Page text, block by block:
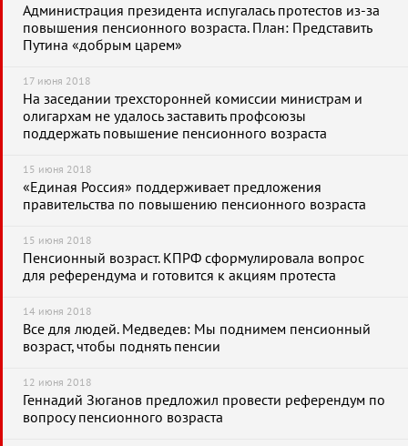
Администрация президента испугалась протестов из-за
повышения пенсионного возраста. План: Представить
Путина «добрым царем»
17 июня 2018
На заседании трехсторонней комиссии министрам и
олигархам не удалось заставить профсоюзы
поддержать повышение пенсионного возраста
15 июня 2018
«Единая Россия» поддерживает предложения
правительства по повышению пенсионного возраста
15 июня 2018
Пенсионный возраст. КПРФ сформулировала вопрос
для референдума и готовится к акциям протеста
14 июня 2018
Все для людей. Медведев: Мы поднимем пенсионный
возраст, чтобы поднять пенсии
12 июня 2018
Геннадий Зюганов предложил провести референдум по
вопросу пенсионного возраста